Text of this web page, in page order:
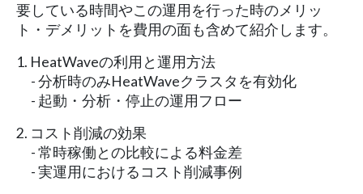
要している時間やこの運用を行った時のメリッ
ト・デメリットを費用の面も含めて紹介します。
1. HeatWaveの利用と運用方法
- 分析時のみHeatWaveクラスタを有効化
- 起動・分析・停止の運用フロー
2. コスト削減の効果
- 常時稼働との比較による料金差
- 実運用におけるコスト削減事例